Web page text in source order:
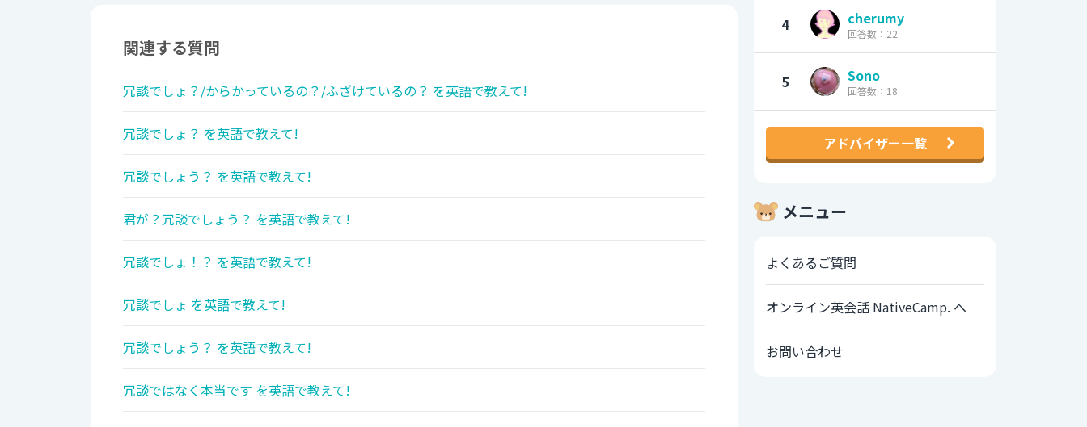
関連する質問
冗談でしょ？/からかっているの？/ふざけているの？ を英語で教えて!
冗談でしょ？ を英語で教えて!
冗談でしょう？ を英語で教えて!
君が？冗談でしょう？ を英語で教えて!
冗談でしょ！？ を英語で教えて!
冗談でしょ を英語で教えて!
冗談でしょう？ を英語で教えて!
冗談ではなく本当です を英語で教えて!
4 cherumy
回答数：22
5 Sono
回答数：18
アドバイザー一覧
メニュー
よくあるご質問
オンライン英会話 NativeCamp. へ
お問い合わせ